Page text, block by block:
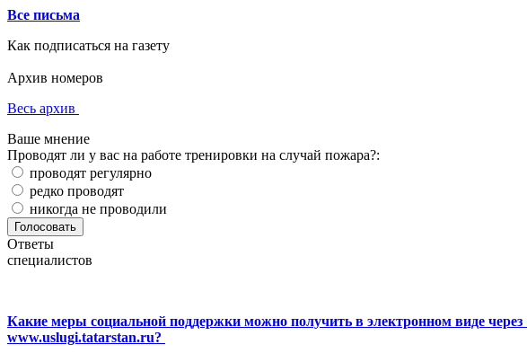
Все письма
Как подписаться на газету
Архив номеров
Весь архив
Ваше мнение
Проводят ли у вас на работе тренировки на случай пожара?:
проводят регулярно
редко проводят
никогда не проводили
Ответы
специалистов
Какие меры социальной поддержки можно получить в электронном виде
www.uslugi.tatarstan.ru?